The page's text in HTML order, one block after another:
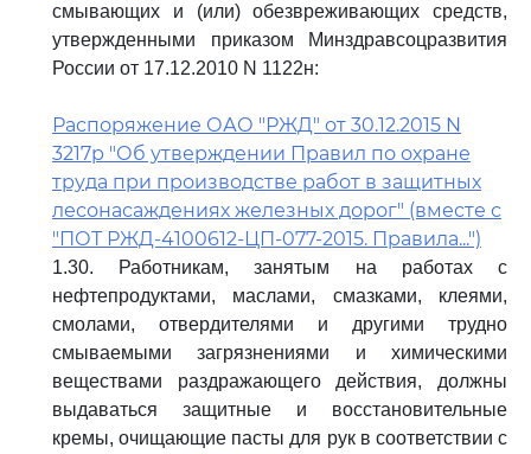
смывающих и (или) обезвреживающих средств,
утвержденными приказом Минздравсоцразвития
России от 17.12.2010 N 1122н:
Распоряжение ОАО "РЖД" от 30.12.2015 N
3217р "Об утверждении Правил по охране
труда при производстве работ в защитных
лесонасаждениях железных дорог" (вместе с
"ПОТ РЖД-4100612-ЦП-077-2015. Правила...")
1.30. Работникам, занятым на работах с
нефтепродуктами, маслами, смазками, клеями,
смолами, отвердителями и другими трудно
смываемыми загрязнениями и химическими
веществами раздражающего действия, должны
выдаваться защитные и восстановительные
кремы, очищающие пасты для рук в соответствии с